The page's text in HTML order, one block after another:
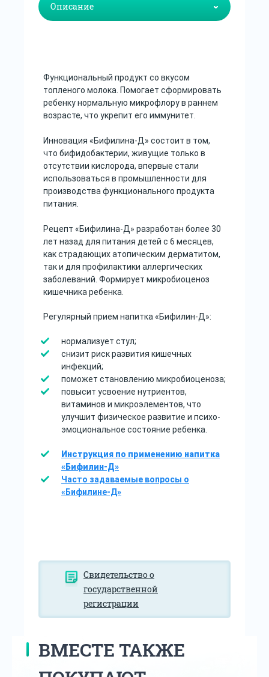
Функциональный продукт со вкусом
топленого молока. Помогает сформировать
ребенку нормальную микрофлору в раннем
возрасте, что укрепит его иммунитет.
Инновация «Бифилина-Д» состоит в том,
что бифидобактерии, живущие только в
отсутствии кислорода, впервые стали
использоваться в промышленности для
производства функционального продукта
питания.
Рецепт «Бифилина-Д» разработан более 30
лет назад для питания детей с 6 месяцев,
как страдающих атопическим дерматитом,
так и для профилактики аллергических
заболеваний. Формирует микробиоценоз
кишечника ребенка.
Регулярный прием напитка «Бифилин-Д»:
нормализует стул;
снизит риск развития кишечных
инфекций;
поможет становлению микробиоценоза;
повысит усвоение нутриентов,
витаминов и микроэлементов, что
улучшит физическое развитие и психо-
эмоциональное состояние ребенка.
Инструкция по применению напитка
«Бифилин-Д»
Часто задаваемые вопросы о
«Бифилине-Д»
Свидетельство о
государственной
регистрации
ВМЕСТЕ ТАКЖЕ